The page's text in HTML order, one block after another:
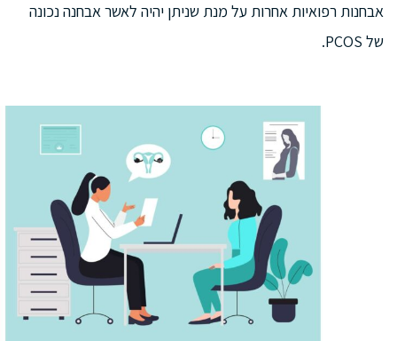
אבחנות רפואיות אחרות על מנת שניתן יהיה לאשר אבחנה נכונה
של PCOS.